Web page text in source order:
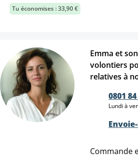
Tu économises : 33,90 €
Emma et
volontiers
relatives à
0801
Lundi à
Commande